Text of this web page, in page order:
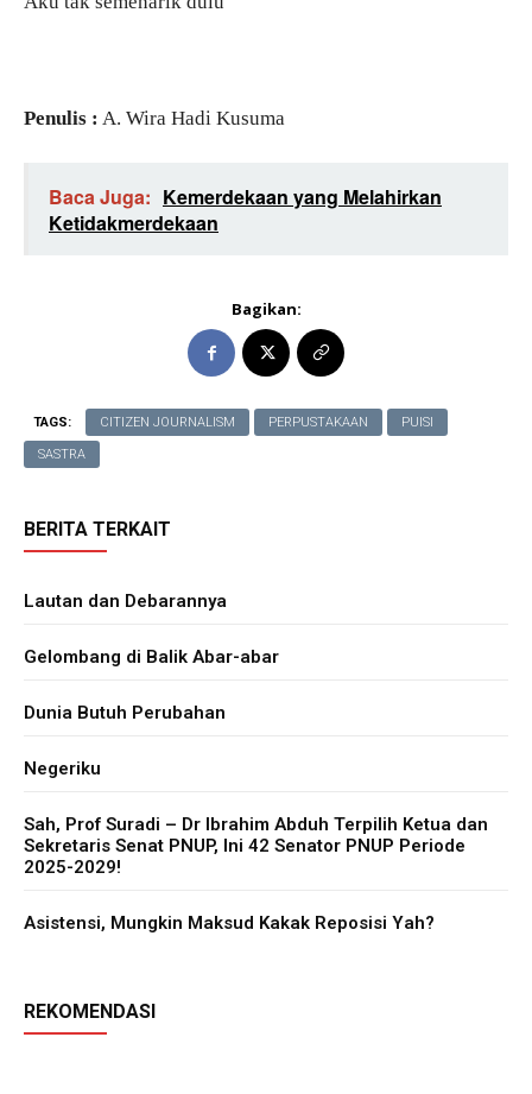
Penulis : A. Wira Hadi Kusuma
Baca Juga: Kemerdekaan yang Melahirkan
Ketidakmerdekaan
Bagikan:
TAGS: CITIZEN JOURNALISM PERPUSTAKAAN PUISI
SASTRA
BERITA TERKAIT
Lautan dan Debarannya
Gelombang di Balik Abar-abar
Dunia Butuh Perubahan
Negeriku
Sah, Prof Suradi – Dr Ibrahim Abduh Terpilih Ketua dan
Sekretaris Senat PNUP, Ini 42 Senator PNUP Periode
2025-2029!
Asistensi, Mungkin Maksud Kakak Reposisi Yah?
REKOMENDASI